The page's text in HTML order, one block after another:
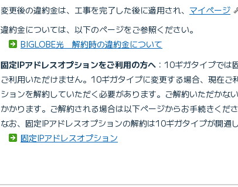
変更後の違約金は、工事を完了した後に適用され、 マイページ
違約金については、以下のページをご参照ください。
BIGLOBE光 解約時の違約金について
固定IPアドレスオプションをご利用の方へ ：10ギガタイプでは
ご利用いただけません。10ギガタイプに変更する場合、現在ご
ションを解約していただく必要があります。ご解約いただかな
かかります。ご解約される場合は以下ページからお手続きくださ
なお、固定IPアドレスオプションの解約は10ギガタイプが開通
固定IPアドレスオプション